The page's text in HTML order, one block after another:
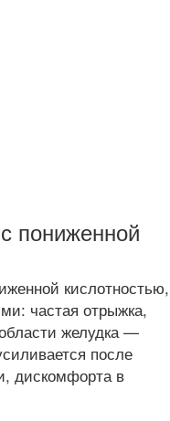
пониженной
кислотностью,
частая отрыжка,
желудка —
после
дискомфорта в